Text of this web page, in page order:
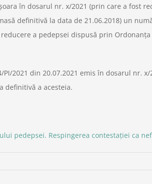
în dosarul nr. x/2021 (prin care a fost
definitivă la data de 21.06.2018) un
a pedepsei dispusă prin
2021 din 20.07.2021 emis în dosarul nr.
definitivă a acesteia.
pedepsei. Respingerea contestației ca